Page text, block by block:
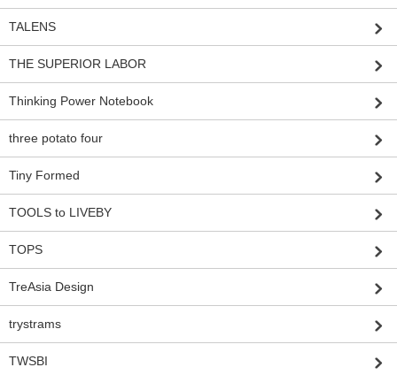
TALENS
THE SUPERIOR LABOR
Thinking Power Notebook
three potato four
Tiny Formed
TOOLS to LIVEBY
TOPS
TreAsia Design
trystrams
TWSBI